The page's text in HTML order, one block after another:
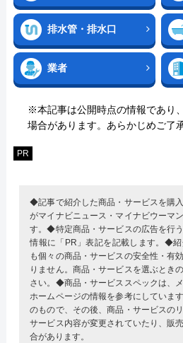
排水管・排水口
業者
※本記事は公開時点の情報であり
場合があります。あらかじめご了
PR
◆記事で紹介した商品・サービスを購
がマイナビニュース・マイナビウーマ
す。◆特定商品・サービスの広告を行
情報に「PR」表記を記載します。◆
も個々の商品・サービスの安全性・有
りません。商品・サービスを選ぶとき
さい。◆商品・サービススペックは、
ホームページの情報を参考にしていま
のもので、その後、商品・サービスの
サービス内容が変更されていたり、販
合があります。